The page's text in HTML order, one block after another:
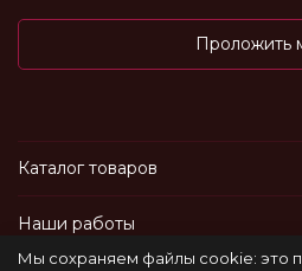
Проложить
Каталог товаров
Наши работы
Мы сохраняем файлы cookie: это